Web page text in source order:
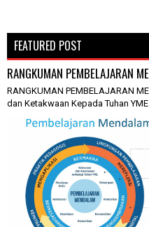
FEATURED POST
RANGKUMAN PEMBELAJARAN
RANGKUMAN PEMBELAJARAN
dan Ketakwaan Kepada Tuhan